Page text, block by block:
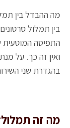
מה ההבדל בין
בין תמלול
התפיסה
ואין זה כך. על
בהגדרת שני
מה זה